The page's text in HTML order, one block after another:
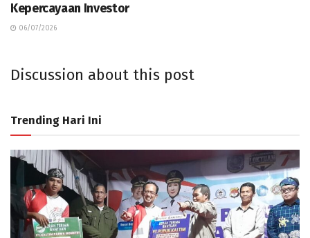
Kepercayaan Investor
06/07/2026
Discussion about this post
Trending Hari Ini